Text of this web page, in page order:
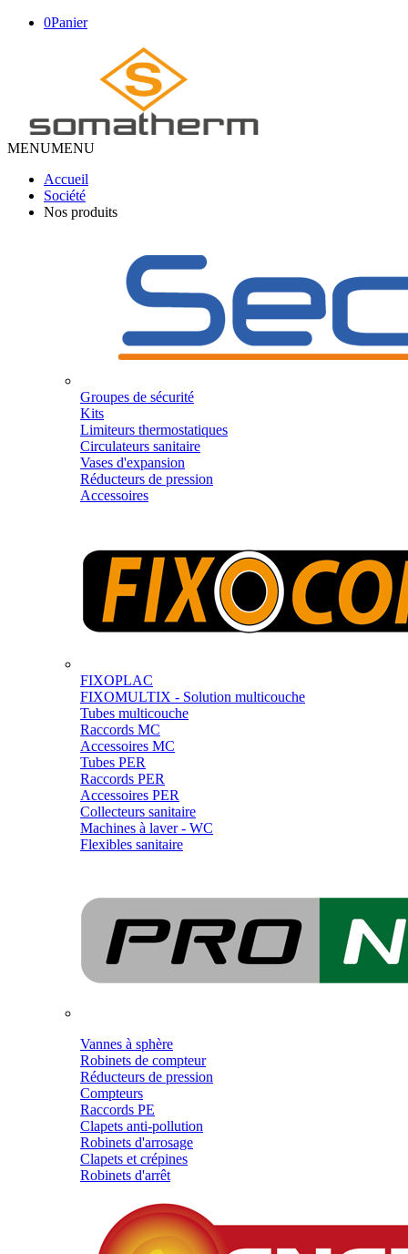
0Panier
MENUMENU
Accueil
Société
Nos produits
Groupes de sécurité
Kits
Limiteurs thermostatiques
Circulateurs sanitaire
Vases d'expansion
Réducteurs de pression
Accessoires
FIXOPLAC
FIXOMULTIX - Solution multicouche
Tubes multicouche
Raccords MC
Accessoires MC
Tubes PER
Raccords PER
Accessoires PER
Collecteurs sanitaire
Machines à laver - WC
Flexibles sanitaire
Vannes à sphère
Robinets de compteur
Réducteurs de pression
Compteurs
Raccords PE
Clapets anti-pollution
Robinets d'arrosage
Clapets et crépines
Robinets d'arrêt